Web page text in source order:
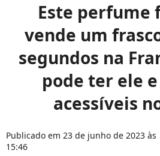
Este perfume
vende um
segundos na
pode ter ele
acessíveis
Publicado em 23 de junho de 2023 às
15:46